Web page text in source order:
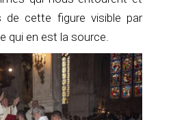
de cette figure visible par
qui en est la source.